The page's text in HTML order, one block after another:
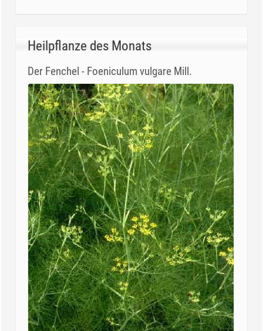
Heilpflanze des Monats
Der Fenchel - Foeniculum vulgare Mill.